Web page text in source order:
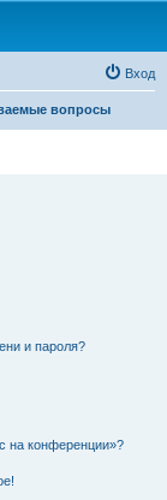
Вход
вопросы
и пароля?
на конференции»?